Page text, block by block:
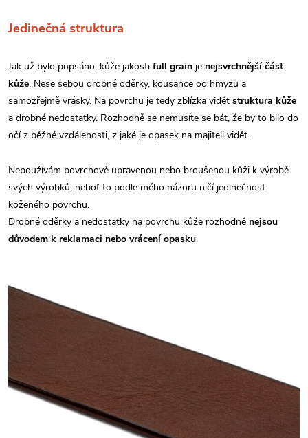
Jedinečná struktura
Jak už bylo popsáno, kůže jakosti full grain je nejsvrchnější část
kůže. Nese sebou drobné oděrky, kousance od hmyzu a
samozřejmě vrásky. Na povrchu je tedy zblízka vidět struktura kůže
a drobné nedostatky. Rozhodně se nemusíte se bát, že by to bilo do
očí z běžné vzdálenosti, z jaké je opasek na majiteli vidět.
Nepoužívám povrchově upravenou nebo broušenou kůži k výrobě
svých výrobků, neboť to podle mého názoru ničí jedinečnost
koženého povrchu.
Drobné oděrky a nedostatky na povrchu kůže rozhodně nejsou
důvodem k reklamaci nebo vrácení opasku.